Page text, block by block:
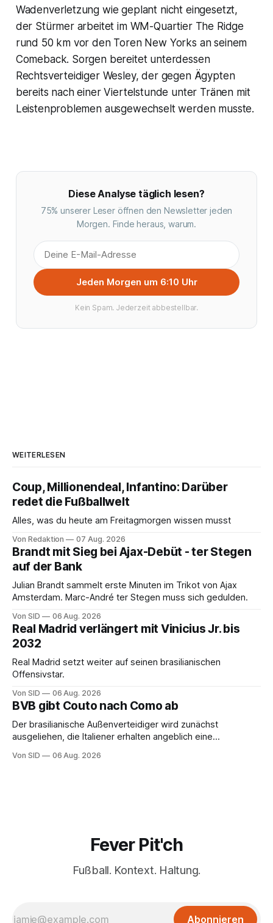
Wadenverletzung wie geplant nicht eingesetzt,
der Stürmer arbeitet im WM-Quartier The Ridge
rund 50 km vor den Toren New Yorks an seinem
Comeback. Sorgen bereitet unterdessen
Rechtsverteidiger Wesley, der gegen Ägypten
bereits nach einer Viertelstunde unter Tränen mit
Leistenproblemen ausgewechselt werden musste.
Diese Analyse täglich lesen?
75% unserer Leser öffnen den Newsletter jeden
Morgen. Finde heraus, warum.
Jeden Morgen um 6:10 Uhr
Kein Spam. Jederzeit abbestellbar.
WEITERLESEN
Coup, Millionendeal, Infantino: Darüber
redet die Fußballwelt
Alles, was du heute am Freitagmorgen wissen musst
Von Redaktion 07 Aug. 2026
Brandt mit Sieg bei Ajax-Debüt - ter Stegen
auf der Bank
Julian Brandt sammelt erste Minuten im Trikot von Ajax
Amsterdam. Marc-André ter Stegen muss sich gedulden.
Von SID 06 Aug. 2026
Real Madrid verlängert mit Vinicius Jr. bis
2032
Real Madrid setzt weiter auf seinen brasilianischen
Offensivstar.
Von SID 06 Aug. 2026
BVB gibt Couto nach Como ab
Der brasilianische Außenverteidiger wird zunächst
ausgeliehen, die Italiener erhalten angeblich eine
Von SID 06 Aug. 2026
Fever Pit'ch
Fußball. Kontext. Haltung.
Abonnieren